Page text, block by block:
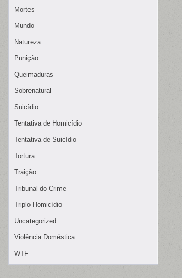
Mortes
Mundo
Natureza
Punição
Queimaduras
Sobrenatural
Suicídio
Tentativa de Homicídio
Tentativa de Suicídio
Tortura
Traição
Tribunal do Crime
Triplo Homicídio
Uncategorized
Violência Doméstica
WTF